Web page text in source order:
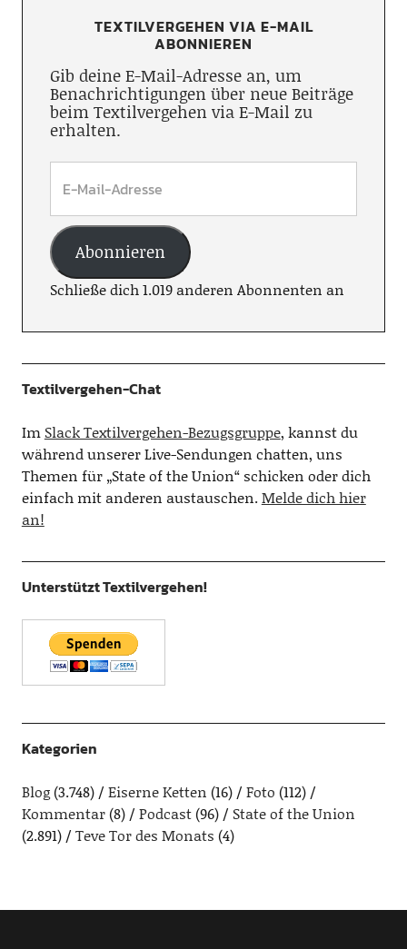
TEXTILVERGEHEN VIA E-MAIL
ABONNIEREN
Gib deine E-Mail-Adresse an, um
Benachrichtigungen über neue Beiträge
beim Textilvergehen via E-Mail zu
erhalten.
Abonnieren
Schließe dich 1.019 anderen Abonnenten an
Textilvergehen-Chat
Im Slack Textilvergehen-Bezugsgruppe, kannst du
während unserer Live-Sendungen chatten, uns
Themen für „State of the Union“ schicken oder dich
einfach mit anderen austauschen.Melde dich hier
an!
Unterstützt Textilvergehen!
Kategorien
Blog(3.748) Eiserne Ketten (16) Foto (112)
Kommentar(8) Podcast(96)
State of the Union
(2.891)
Teve Tor des Monats (4)